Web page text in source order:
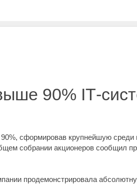
90% IТ-
сформировав крупнейшую
собрании акционеров сообщил
продемонстрировала